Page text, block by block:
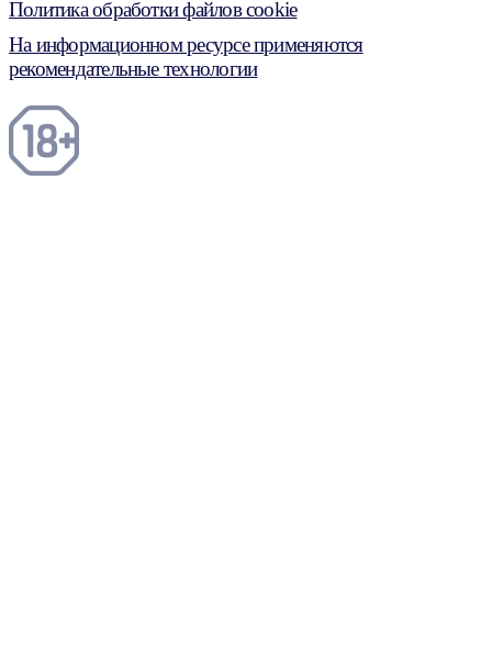
Политика обработки файлов cookie
На информационном ресурсе применяются
рекомендательные технологии